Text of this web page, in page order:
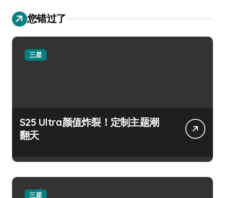
您错过了
三星
S25 Ultra颜值炸裂！定制主题潮
翻天
三星